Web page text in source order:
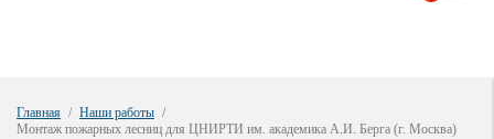
Главная
Наши работы
Монтаж пожарных лесниц для ЦНИРТИ им. академика А.И. Берга (г. Москва)